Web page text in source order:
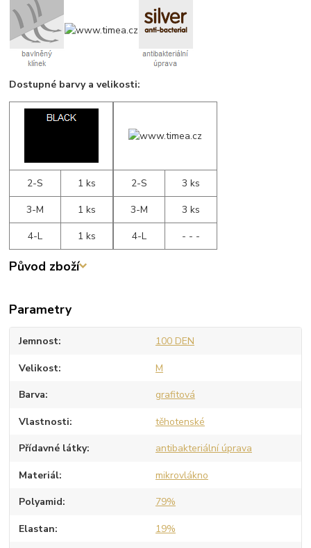
Dostupné barvy a velikosti:
2-S
1 ks
3-M
1 ks
4-L
1 ks
2-S
3 ks
3-M
3 ks
4-L
- - -
Původ zboží
Parametry
Jemnost 100 DEN
Velikost M
Barva grafitová
Vlastnosti těhotenské
Přídavné látky antibakteriální úprava
Materiál mikrovlákno
Polyamid 79%
Elastan 19%